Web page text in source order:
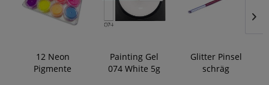
12 Neon
Pigmente
Painting Gel
074 White 5g
Glitter Pinsel
schräg